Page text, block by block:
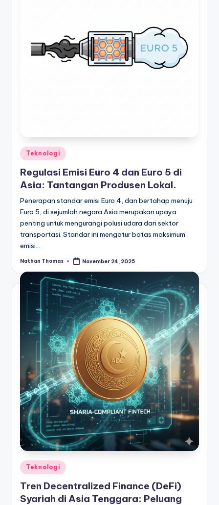
Posted
in
Teknologi
Regulasi Emisi Euro 4 dan Euro 5 di
Asia: Tantangan Produsen Lokal.
Penerapan standar emisi Euro 4, dan bertahap menuju
Euro 5, di sejumlah negara Asia merupakan upaya
penting untuk mengurangi polusi udara dari sektor
transportasi. Standar ini mengatur batas maksimum
emisi…
Posted
Nathan Thomas November 24, 2025
Posted
in
Teknologi
Tren Decentralized Finance (DeFi)
Syariah di Asia Tenggara: Peluang